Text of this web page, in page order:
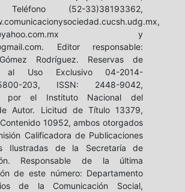
(52-33)38193362,
y
Editor responsable:
Rodríguez. Reservas de
al Uso Exclusivo 04-2014-
203, ISSN: 2448-9042,
por el Instituto Nacional del
Autor. Licitud de Título 13379,
10952, ambos otorgados
Calificadora de Publicaciones
Ilustradas de la Secretaría de
Responsable de la última
de este número: Departamento
de la Comunicación Social,